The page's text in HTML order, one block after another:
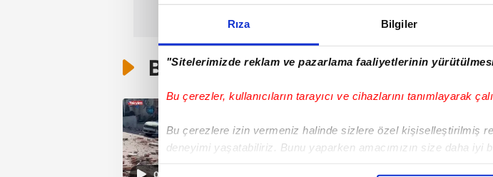
Rıza Bilgiler
"Sitelerimizde reklam ve pazarlama faaliyetlerinin
Bu çerezler, kullanıcıların tarayıcı ve cihazlarını tanımlayarak
Bu çerezlere izin vermeniz halinde sizlere özel kişiselleştirilmiş
deneyimi yaşatabiliriz. Bunu yaparken amacımızın size daha
Bunlar da Var
01:38